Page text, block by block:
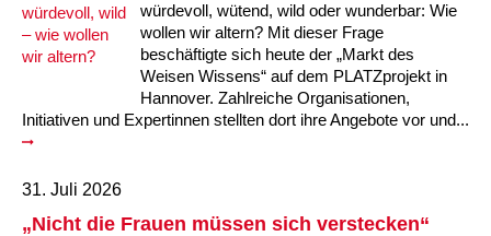
Kindertagesstätte Schneiderberg
Kindertagesstätte Schweriner Straße /
Familienzentrum
Kindertagesstätte Sylter Weg
Kindertagesstätte Tresckowstraße
würdevoll, wütend, wild oder wunderbar: Wie
wollen wir altern? Mit dieser Frage
beschäftigte sich heute der „Markt des
Weisen Wissens“ auf dem PLATZprojekt in
Hannover. Zahlreiche Organisationen,
Initiativen und Expertinnen stellten dort ihre Angebote vor und...
31. Juli 2026
„Nicht die Frauen müssen sich verstecken“